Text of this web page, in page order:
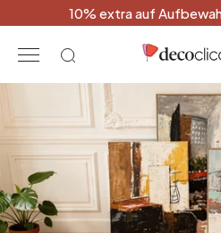
10% extra auf